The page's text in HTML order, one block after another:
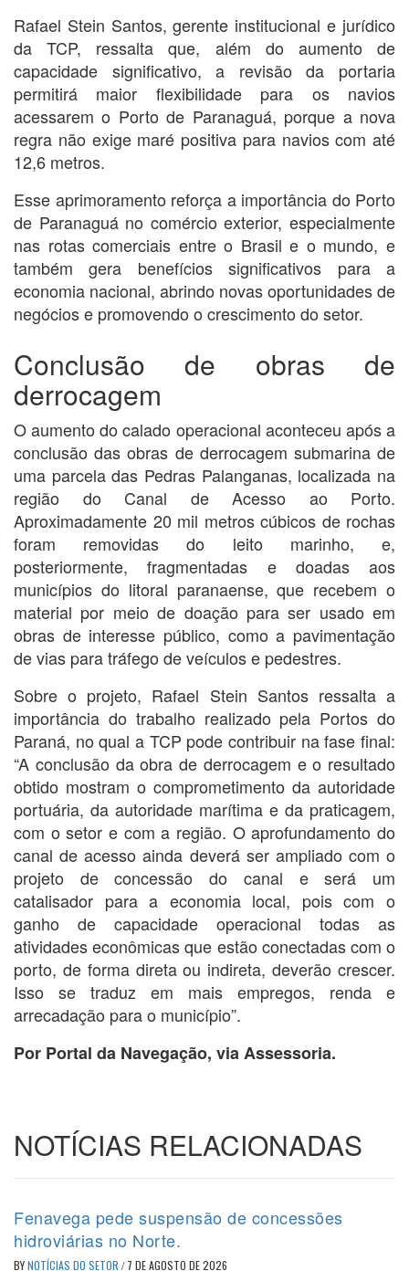
Rafael Stein Santos, gerente institucional e jurídico
da TCP, ressalta que, além do aumento de
capacidade significativo, a revisão da portaria
permitirá maior flexibilidade para os navios
acessarem o Porto de Paranaguá, porque a nova
regra não exige maré positiva para navios com até
12,6 metros.
Esse aprimoramento reforça a importância do Porto
de Paranaguá no comércio exterior, especialmente
nas rotas comerciais entre o Brasil e o mundo, e
também gera benefícios significativos para a
economia nacional, abrindo novas oportunidades de
negócios e promovendo o crescimento do setor.
Conclusão de obras de
derrocagem
O aumento do calado operacional aconteceu após a
conclusão das obras de derrocagem submarina de
uma parcela das Pedras Palanganas, localizada na
região do Canal de Acesso ao Porto.
Aproximadamente 20 mil metros cúbicos de rochas
foram removidas do leito marinho, e,
posteriormente, fragmentadas e doadas aos
municípios do litoral paranaense, que recebem o
material por meio de doação para ser usado em
obras de interesse público, como a pavimentação
de vias para tráfego de veículos e pedestres.
Sobre o projeto, Rafael Stein Santos ressalta a
importância do trabalho realizado pela Portos do
Paraná, no qual a TCP pode contribuir na fase final:
“A conclusão da obra de derrocagem e o resultado
obtido mostram o comprometimento da autoridade
portuária, da autoridade marítima e da praticagem,
com o setor e com a região. O aprofundamento do
canal de acesso ainda deverá ser ampliado com o
projeto de concessão do canal e será um
catalisador para a economia local, pois com o
ganho de capacidade operacional todas as
atividades econômicas que estão conectadas com o
porto, de forma direta ou indireta, deverão crescer.
Isso se traduz em mais empregos, renda e
arrecadação para o município”.
Por Portal da Navegação, via Assessoria.
NOTÍCIAS RELACIONADAS
Fenavega pede suspensão de concessões
hidroviárias no Norte.
BYNOTÍCIAS DO SETOR / 7 DE AGOSTO DE 2026